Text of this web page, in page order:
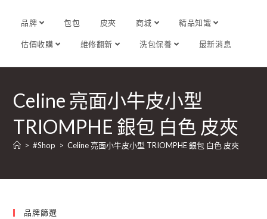
品牌 包包 皮夾 商城 精品知識
估價收購 維修翻新 洗包保養 最新消息
Celine 亮面小牛皮小型
TRIOMPHE 銀包 白色 皮夾
> #Shop > Celine 亮面小牛皮小型 TRIOMPHE 銀包 白色 皮夾
品牌篩選